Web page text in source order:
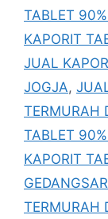
TABLET
KAPORIT
JUAL
JOGJA,
TERMURAH
TABLET
KAPORIT
TERMURAH